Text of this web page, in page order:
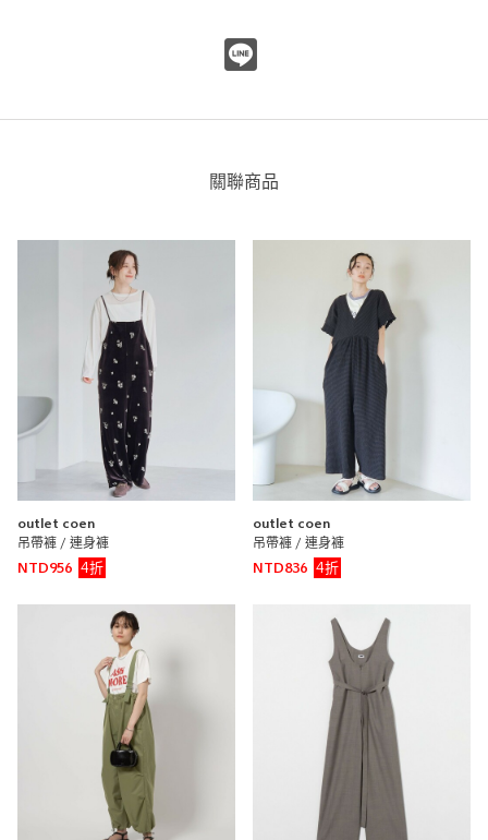
關聯商品
outlet coen
吊帶褲 / 連身褲
NTD956
4折
outlet coen
吊帶褲 / 連身褲
NTD836
4折